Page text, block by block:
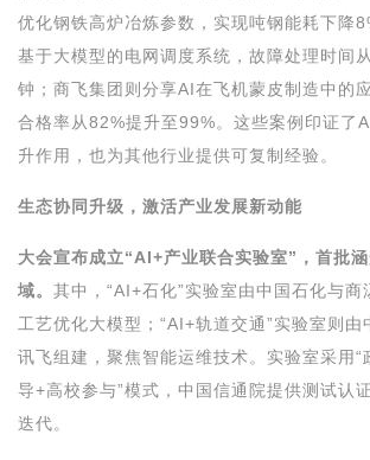
优化钢铁高炉冶炼参数，实现吨钢能耗下降
基于大模型的电网调度系统，故障处理时间
钟；商飞集团则分享AI在飞机蒙皮制造中的
合格率从82%提升至99%。这些案例印证了
升作用，也为其他行业提供可复制经验。
生态协同升级，激活产业发展新动能
大会宣布成立“AI+产业联合实验室”，首批
域。 其中，“AI+石化”实验室由中国石化与商
工艺优化大模型；“AI+轨道交通”实验室则由
讯飞组建，聚焦智能运维技术。实验室采用“
导+高校参与”模式，中国信通院提供测试认
迭代。